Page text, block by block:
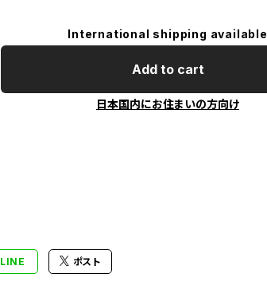
International shipping available
Add to cart
日本国内にお住まいの方向け
LINE ポスト